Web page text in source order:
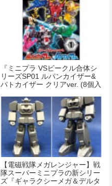
『ミニプラ VSビークル合体シ
リーズSP01 ルパンカイザー&
パトカイザー クリアver. (8個入
ルパンレンジャーVS警察戦隊
パトレンジャー)』が発売開
始！
【電磁戦隊メガレンジャー】戦
隊スーパーミニプラの新シリー
ズ『ギャラクシーメガ＆デルタ